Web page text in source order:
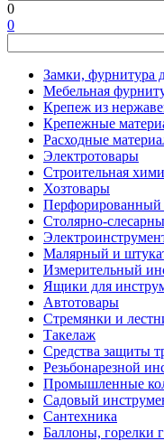
0
0
Замки, фурнитура
Мебельная
Крепеж из
Крепежные
Расходные
Электротовары
Строительная
Хозтовары
Перфорированный
Столярно-
Малярный и
Измерительный
Ящики для
Автотовары
Стремянки и
Такелаж
Средства защиты
Резьбонарезной
Промышленные
Садовый
Сантехника
Баллоны, горелки